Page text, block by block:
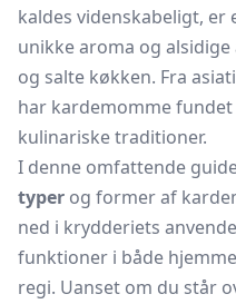
kaldes videnskabeligt,
unikke aroma og
og salte køkken. Fra
har kardemomme
kulinariske traditioner.
I denne omfattende
typer og former af
ned i krydderiets
funktioner i både
regi. Uanset om du står